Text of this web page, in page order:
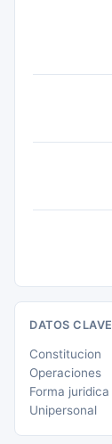
DATOS CLAVE
Constitucion
Operaciones
Forma juridica
Unipersonal